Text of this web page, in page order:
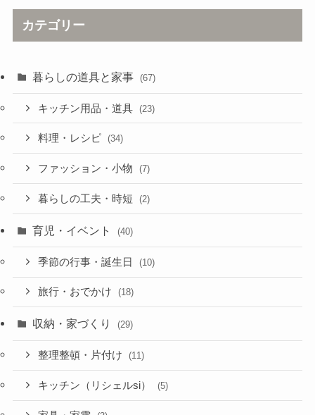
カテゴリー
暮らしの道具と家事 (67)
キッチン用品・道具 (23)
料理・レシピ (34)
ファッション・小物 (7)
暮らしの工夫・時短 (2)
育児・イベント (40)
季節の行事・誕生日 (10)
旅行・おでかけ (18)
収納・家づくり (29)
整理整頓・片付け (11)
キッチン（リシェルsi） (5)